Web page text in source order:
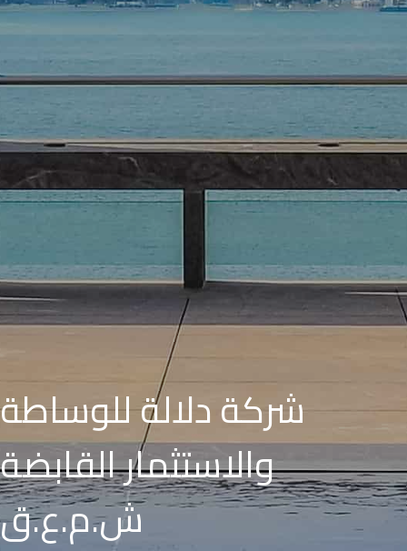
شركة دلالة للوساطة
والاستثمار القابضة
ش.م.ع.ق